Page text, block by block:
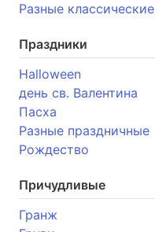
Разные классические
Праздники
Halloween
день св. Валентина
Пасха
Разные праздничные
Рождество
Причудливые
Гранж